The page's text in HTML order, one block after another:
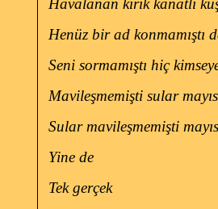
Havalanan kırık kanatlı
Henüz bir ad konmamıştı
Seni sormamıştı hiç
Mavileşmemişti sular
Sular mavileşmemişti
Yine de
Tek gerçek